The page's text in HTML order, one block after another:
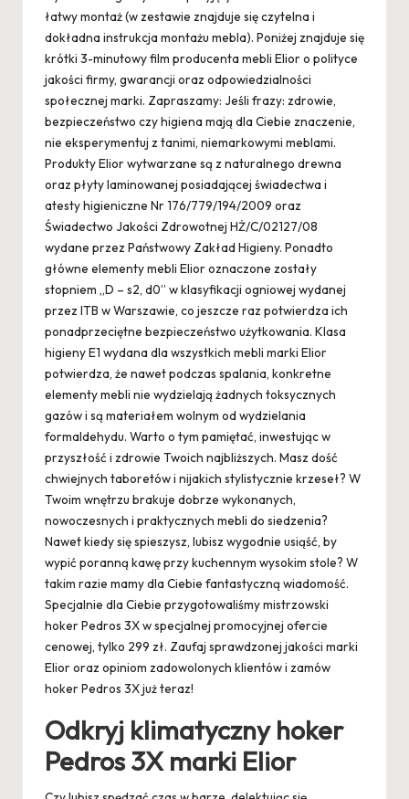
łatwy montaż (w zestawie znajduje się czytelna i
dokładna instrukcja montażu mebla). Poniżej znajduje się
krótki 3-minutowy film producenta mebli Elior o polityce
jakości firmy, gwarancji oraz odpowiedzialności
społecznej marki. Zapraszamy: Jeśli frazy: zdrowie,
bezpieczeństwo czy higiena mają dla Ciebie znaczenie,
nie eksperymentuj z tanimi, niemarkowymi meblami.
Produkty Elior wytwarzane są z naturalnego drewna
oraz płyty laminowanej posiadającej świadectwa i
atesty higieniczne Nr 176/779/194/2009 oraz
Świadectwo Jakości Zdrowotnej HŻ/C/02127/08
wydane przez Państwowy Zakład Higieny. Ponadto
główne elementy mebli Elior oznaczone zostały
stopniem „D – s2, d0” w klasyfikacji ogniowej wydanej
przez ITB w Warszawie, co jeszcze raz potwierdza ich
ponadprzeciętne bezpieczeństwo użytkowania. Klasa
higieny E1 wydana dla wszystkich mebli marki Elior
potwierdza, że nawet podczas spalania, konkretne
elementy mebli nie wydzielają żadnych toksycznych
gazów i są materiałem wolnym od wydzielania
formaldehydu. Warto o tym pamiętać, inwestując w
przyszłość i zdrowie Twoich najbliższych. Masz dość
chwiejnych taboretów i nijakich stylistycznie krzeseł? W
Twoim wnętrzu brakuje dobrze wykonanych,
nowoczesnych i praktycznych mebli do siedzenia?
Nawet kiedy się spieszysz, lubisz wygodnie usiąść, by
wypić poranną kawę przy kuchennym wysokim stole? W
takim razie mamy dla Ciebie fantastyczną wiadomość.
Specjalnie dla Ciebie przygotowaliśmy mistrzowski
hoker Pedros 3X w specjalnej promocyjnej ofercie
cenowej, tylko 299 zł. Zaufaj sprawdzonej jakości marki
Elior oraz opiniom zadowolonych klientów i zamów
hoker Pedros 3X już teraz!
Odkryj klimatyczny hoker
Pedros 3X marki Elior